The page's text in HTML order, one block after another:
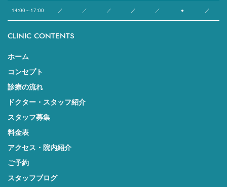
14:00～17:00 ／ ／ ／ ／ ／ ● ／
CLINIC CONTENTS
ホーム
コンセプト
診療の流れ
ドクター・スタッフ紹介
スタッフ募集
料金表
アクセス・院内紹介
ご予約
スタッフブログ